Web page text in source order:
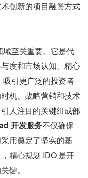
创新的项目融资方式
域至关重要。它是代
度和市场认知。精心
吸引更广泛的投资者
机、战略营销和技术
人注目的关键组成部
开发服务不仅确保
用奠定了坚实的基
精心规划 IDO 是开
键。